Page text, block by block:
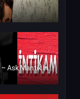
Les Amants Destines – Ask Mantik İntikam en VF (Voix Francaise)